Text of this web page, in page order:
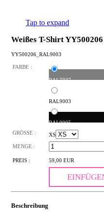
Tap to expand
Weißes T-Shirt YY500206
YY500206_RAL9003
FARBE :
RAL7037
RAL9003
RAL9005
GRÖSSE : XS
MENGE :
PREIS : 59,00 EUR
Beschreibung